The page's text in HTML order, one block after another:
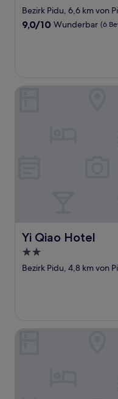
Sterne-
Unterkunft
Bezirk Pidu, 6,6 km von
9.0
9,0/10 Wunderbar (6
Yi Qiao Hotel
Yi Qiao Hotel
2.0-
Sterne-
Bezirk Pidu, 4,8 km von